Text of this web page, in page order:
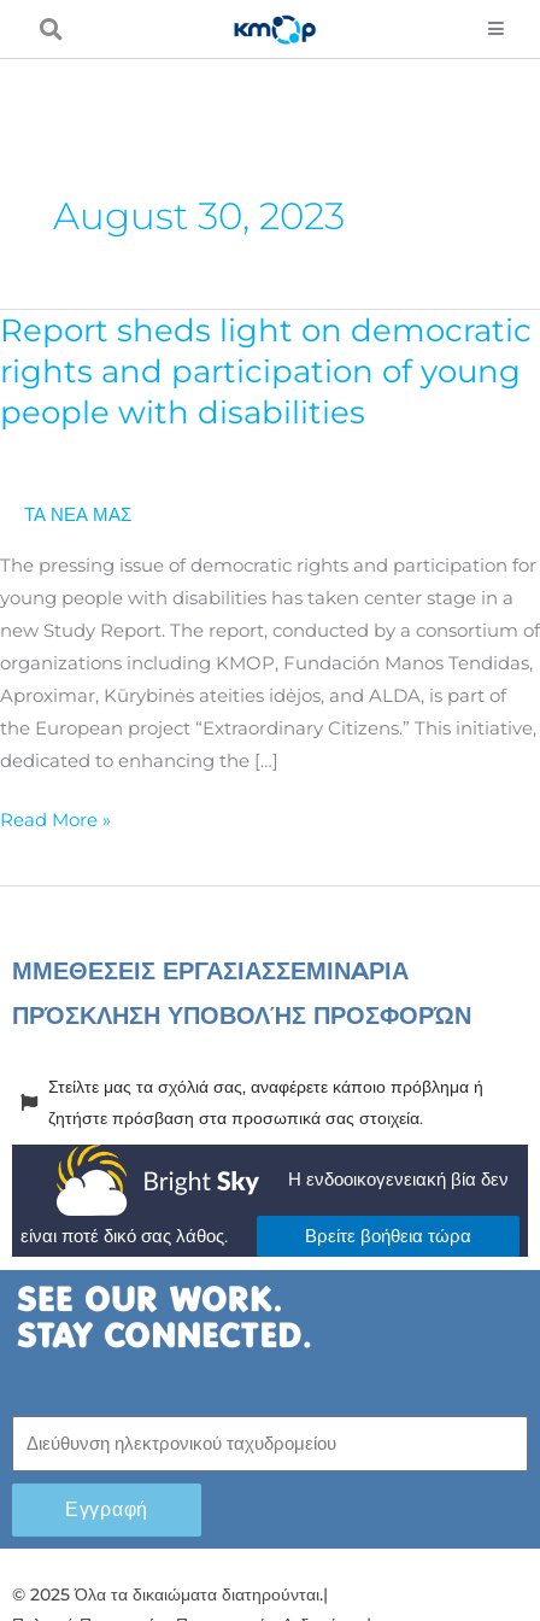
Μετάβαση
August 30, 2023
Report sheds light on democratic
rights and participation of young
people with disabilities
ΤΑ ΝΕΑ ΜΑΣ
The pressing issue of democratic rights and participation for
young people with disabilities has taken center stage in a
new Study Report. The report, conducted by a consortium of
organizations including KMOP, Fundación Manos Tendidas,
Aproximar, Kūrybinės ateities idėjos, and ALDA, is part of
the European project “Extraordinary Citizens.” This initiative,
dedicated to enhancing the […]
Report
sheds
light
on
and
Read More »
ΜΜΕΘΕΣΕΙΣ ΕΡΓΑΣΙΑΣΣΕΜΙΝAΡΙΑ
ΠΡΌΣΚΛΗΣΗ ΥΠΟΒΟΛΉΣ ΠΡΟΣΦΟΡΏΝ
Στείλτε μας τα σχόλιά σας, αναφέρετε κάποιο πρόβλημα ή
ζητήστε πρόσβαση στα προσωπικά σας στοιχεία.
Η ενδοοικογενειακή βία δεν
είναι ποτέ δικό σας λάθος. Βρείτε βοήθεια τώρα
Εγγραφή
© 2025 Όλα τα δικαιώματα διατηρούνται.|